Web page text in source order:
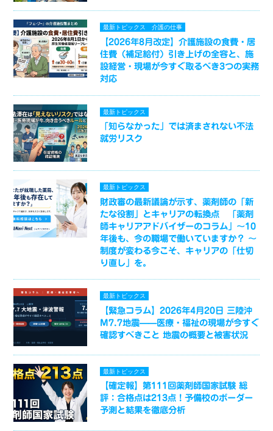
最新トピックス 介護の仕事
【2026年8月改定】介護施設の食費・居
住費（補足給付）引き上げの全容と、施
設経営・現場が今すぐ取るべき3つの実務
対応
最新トピックス
「知らなかった」では済まされない不法
就労リスク
最新トピックス
財政審の最新議論が示す、薬剤師の「新
たな役割」とキャリアの転換点 「薬剤
師キャリアアドバイザーのコラム」～10
年後も、今の職場で働いていますか？ ～
制度が変わる今こそ、キャリアの「仕切
り直し」を。
最新トピックス
【緊急コラム】2026年4月20日 三陸沖
M7.7地震——医療・福祉の現場が今すぐ
確認すべきこと 地震の概要と被害状況
最新トピックス
【確定報】第111回薬剤師国家試験 総
評：合格点は213点！予備校のボーダー
予測と結果を徹底分析